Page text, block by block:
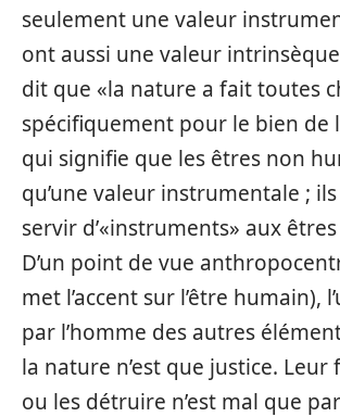
seulement une valeur
ont aussi une valeur
dit que «la nature a fait toutes
spécifiquement pour le bien de
qui signifie que les êtres non
qu’une valeur instrumentale ;
servir d’«instruments» aux
D’un point de vue
met l’accent sur l’être humain),
par l’homme des autres
la nature n’est que justice. Leur
ou les détruire n’est mal que